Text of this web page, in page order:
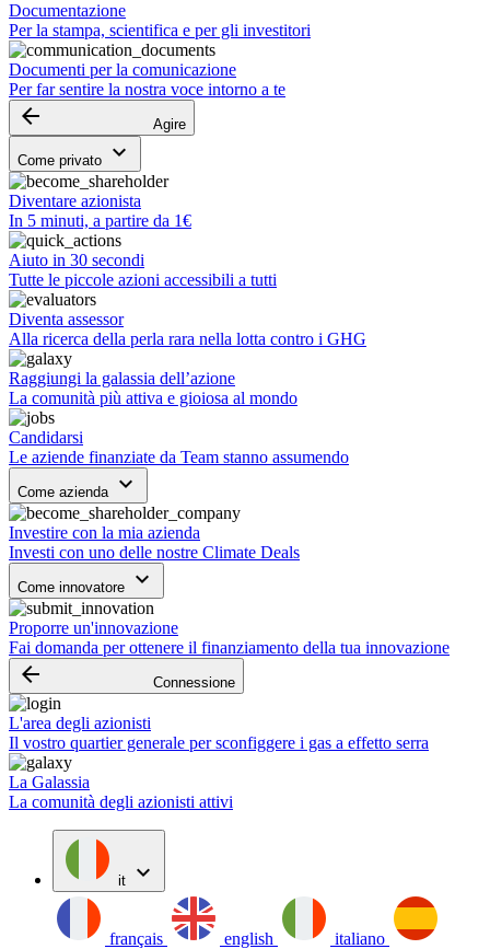
Documentazione
Per la stampa, scientifica e per gli investitori
Documenti per la comunicazione
Per far sentire la nostra voce intorno a te
arrow_backward Agire
Come privato keyboard_arrow_down
Diventare azionista
In 5 minuti, a partire da 1€
Aiuto in 30 secondi
Tutte le piccole azioni accessibili a tutti
Diventa assessor
Alla ricerca della perla rara nella lotta contro i GHG
Raggiungi la galassia dell’azione
La comunità più attiva e gioiosa al mondo
Candidarsi
Le aziende finanziate da Team stanno assumendo
Come azienda keyboard_arrow_down
Investire con la mia azienda
Investi con uno delle nostre Climate Deals
Come innovatore keyboard_arrow_down
Proporre un'innovazione
Fai domanda per ottenere il finanziamento della tua innovazione
arrow_backward Connessione
L'area degli azionisti
Il vostro quartier generale per sconfiggere i gas a effetto serra
La Galassia
La comunità degli azionisti attivi
it expand_more
français english italiano